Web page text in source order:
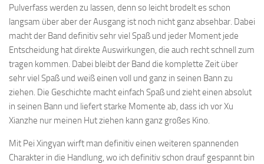
Pulverfass werden zu lassen, denn so leicht brodelt es schon
langsam über aber der Ausgang ist noch nicht ganz absehbar. Dabei
macht der Band definitiv sehr viel Spaß und jeder Moment jede
Entscheidung hat direkte Auswirkungen, die auch recht schnell zum
tragen kommen. Dabei bleibt der Band die komplette Zeit über
sehr viel Spaß und weiß einen voll und ganz in seinen Bann zu
ziehen. Die Geschichte macht einfach Spaß und zieht einen absolut
in seinen Bann und liefert starke Momente ab, dass ich vor Xu
Xianzhe nur meinen Hut ziehen kann ganz großes Kino.
Mit Pei Xingyan wirft man definitiv einen weiteren spannenden
Charakter in die Handlung, wo ich definitiv schon drauf gespannt bin